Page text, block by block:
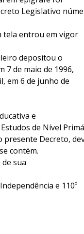
Legislativo
tela entrou em vigor
depositou o
7 de maio de 1996,
em 6 de junho de
e
de Nível
presente Decreto,
contém.
sua
e 110º